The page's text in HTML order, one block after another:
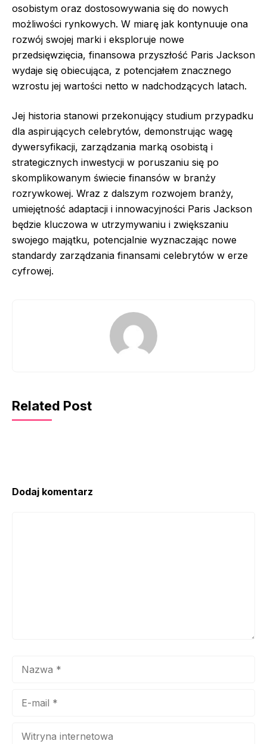
osobistym oraz dostosowywania się do nowych
możliwości rynkowych. W miarę jak kontynuuje ona
rozwój swojej marki i eksploruje nowe
przedsięwzięcia, finansowa przyszłość Paris Jackson
wydaje się obiecująca, z potencjałem znacznego
wzrostu jej wartości netto w nadchodzących latach.
Jej historia stanowi przekonujący studium przypadku
dla aspirujących celebrytów, demonstrując wagę
dywersyfikacji, zarządzania marką osobistą i
strategicznych inwestycji w poruszaniu się po
skomplikowanym świecie finansów w branży
rozrywkowej. Wraz z dalszym rozwojem branży,
umiejętność adaptacji i innowacyjności Paris Jackson
będzie kluczowa w utrzymywaniu i zwiększaniu
swojego majątku, potencjalnie wyznaczając nowe
standardy zarządzania finansami celebrytów w erze
cyfrowej.
Related Post
Dodaj komentarz